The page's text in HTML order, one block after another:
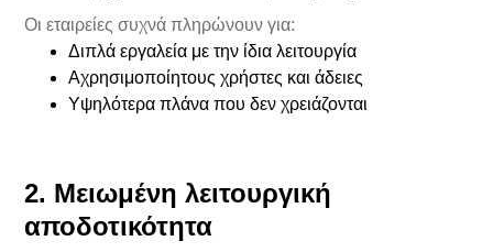
Οι εταιρείες συχνά πληρώνουν για:
Διπλά εργαλεία με την ίδια λειτουργία
Αχρησιμοποίητους χρήστες και άδειες
Υψηλότερα πλάνα που δεν χρειάζονται
2. Μειωμένη λειτουργική
αποδοτικότητα